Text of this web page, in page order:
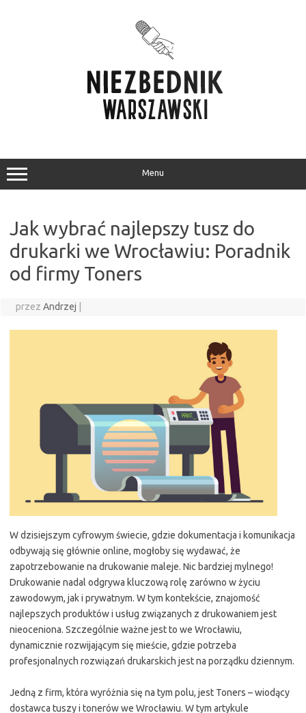
Menu
Jak wybrać najlepszy tusz do
drukarki we Wrocławiu: Poradnik
od firmy Toners
przez Andrzej
W dzisiejszym cyfrowym świecie, gdzie dokumentacja i komunikacja
odbywają się głównie online, mogłoby się wydawać, że
zapotrzebowanie na drukowanie maleje. Nic bardziej mylnego!
Drukowanie nadal odgrywa kluczową rolę zarówno w życiu
zawodowym, jak i prywatnym. W tym kontekście, znajomość
najlepszych produktów i usług związanych z drukowaniem jest
nieoceniona. Szczególnie ważne jest to we Wrocławiu,
dynamicznie rozwijającym się mieście, gdzie potrzeba
profesjonalnych rozwiązań drukarskich jest na porządku dziennym.
Jedną z firm, która wyróżnia się na tym polu, jest Toners – wiodący
dostawca tuszy i tonerów we Wrocławiu. W tym artykule